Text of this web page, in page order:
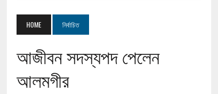
HOME নির্বাচিত
আজীবন সদস্যপদ পেলেন
আলমগীর